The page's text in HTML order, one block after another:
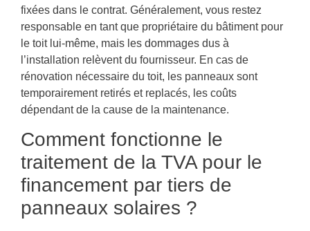
fixées dans le contrat. Généralement, vous restez
responsable en tant que propriétaire du bâtiment pour
le toit lui-même, mais les dommages dus à
l’installation relèvent du fournisseur. En cas de
rénovation nécessaire du toit, les panneaux sont
temporairement retirés et replacés, les coûts
dépendant de la cause de la maintenance.
Comment fonctionne le
traitement de la TVA pour le
financement par tiers de
panneaux solaires ?